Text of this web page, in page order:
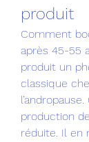
produit
Comment
après 45-55
produit un
classique
production
réduite. Il en